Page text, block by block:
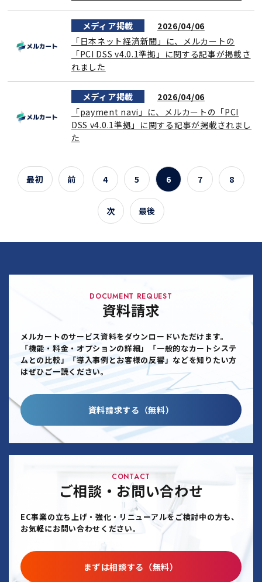
メディア掲載
2026/04/06
「日本ネット経済新聞」に、メルカートの
「PCI DSS v4.0.1準拠」に関する記事が掲載さ
れました
メディア掲載
2026/04/06
「payment navi」に、メルカートの「PCI
DSS v4.0.1準拠」に関する記事が掲載されまし
た
最初 前 4 5 6 7 8
次 最後
DOCUMENT REQUEST
資料請求
メルカートのサービス資料をダウンロードいただけます。
「機能・料金・オプションの詳細」「一般的なカートシステ
ムとの比較」「導入事例とお客様の反響」などを知りたい方
はぜひご一読ください。
資料請求する（無料）
CONTACT
ご相談・お問い合わせ
EC事業の立ち上げ・強化・リニューアルをご検討中の方も、
お気軽にお問い合わせください。
まずは相談する（無料）